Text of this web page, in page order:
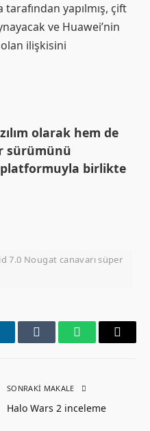
yapılmış, çift
ve Huawei’nin
ilişkisini
olarak hem de
sürümünü
platformuyla birlikte
7.0 Nougat canavarı süper
Tumblr WhatsAppEmail
SONRAKI MAKALE
Halo Wars 2 inceleme